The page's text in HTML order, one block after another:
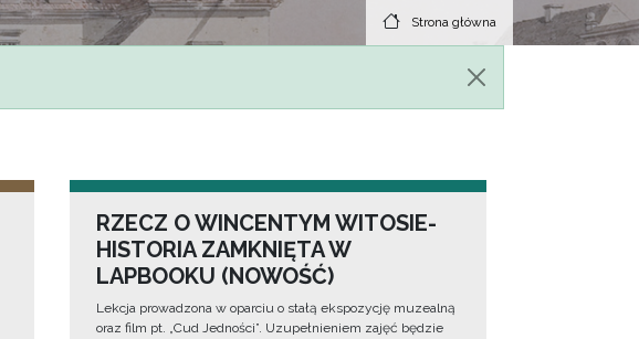
Strona główna
RZECZ O WINCENTYM WITOSIE-
HISTORIA ZAMKNIĘTA W
LAPBOOKU (NOWOŚĆ)
Lekcja prowadzona w oparciu o stałą ekspozycję muzealną
oraz film pt. „Cud Jedności”. Uzupełnieniem zajęć będzie